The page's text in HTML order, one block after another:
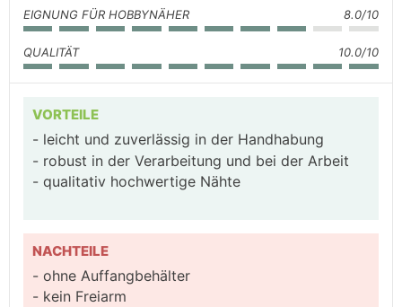
EIGNUNG FÜR HOBBYNÄHER 8.0/10
QUALITÄT 10.0/10
VORTEILE
leicht und zuverlässig in der Handhabung
robust in der Verarbeitung und bei der Arbeit
qualitativ hochwertige Nähte
NACHTEILE
ohne Auffangbehälter
kein Freiarm